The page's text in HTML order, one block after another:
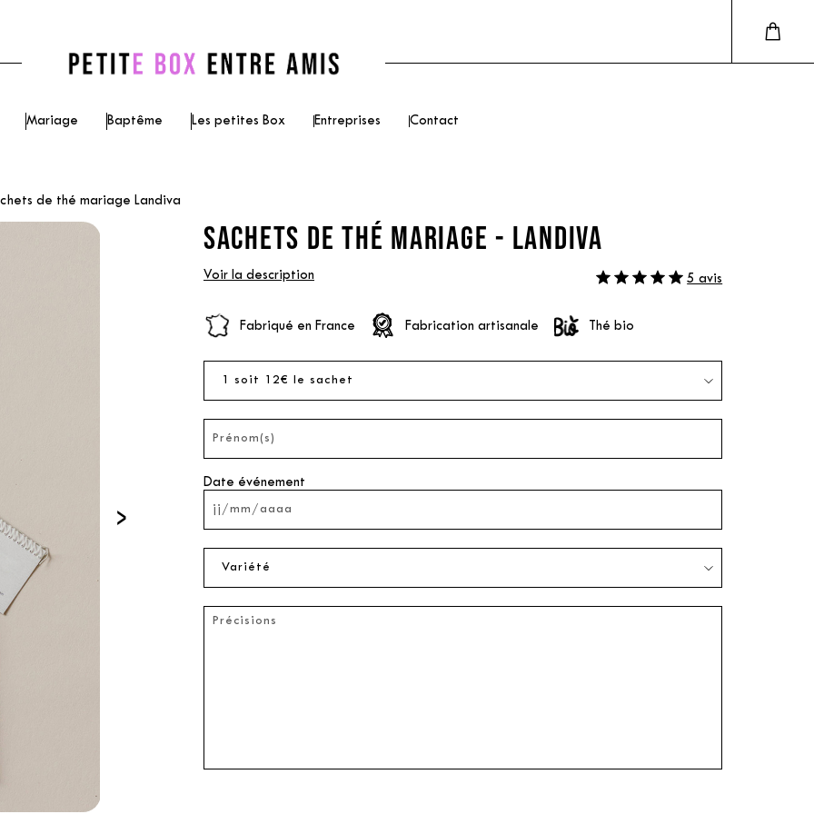
Mariage Baptême Les petites Box Entreprises Contact
de thé mariage Landiva
›
SACHETS DE THÉ MARIAGE - LANDIVA
Voir la description 5 avis
Fabriqué en France Fabrication artisanale Thé bio
Date événement